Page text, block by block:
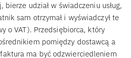
bierze udział w świadczeniu usług,
sam otrzymał i wyświadczył te
o VAT). Przedsiębiorca, który
pomiędzy dostawcą a
ma być odzwierciedleniem